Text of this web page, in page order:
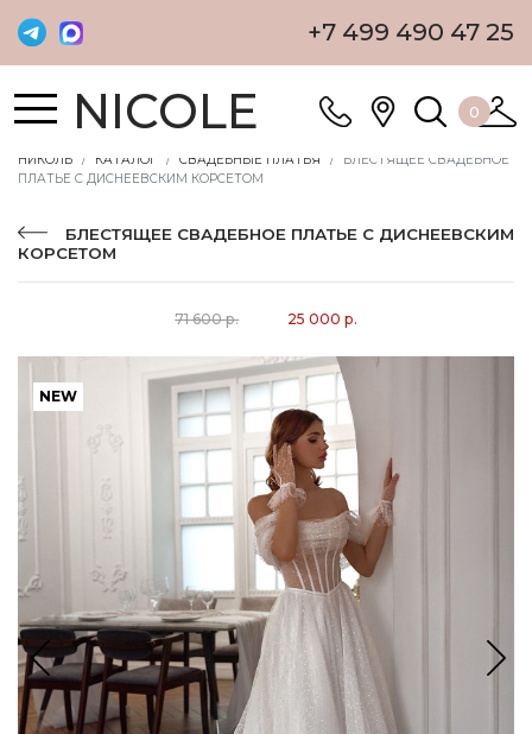
+7 499 490 47 25
NICOLE 0
НИКОЛЬ КАТАЛОГ СВАДЕБНЫЕ ПЛАТЬЯ
БЛЕСТЯЩЕЕ СВАДЕБНОЕ
ПЛАТЬЕ С ДИСНЕЕВСКИМ КОРСЕТОМ
БЛЕСТЯЩЕЕ СВАДЕБНОЕ ПЛАТЬЕ С ДИСНЕЕВСКИМ
КОРСЕТОМ
71 600 р. 25 000 р.
NEW